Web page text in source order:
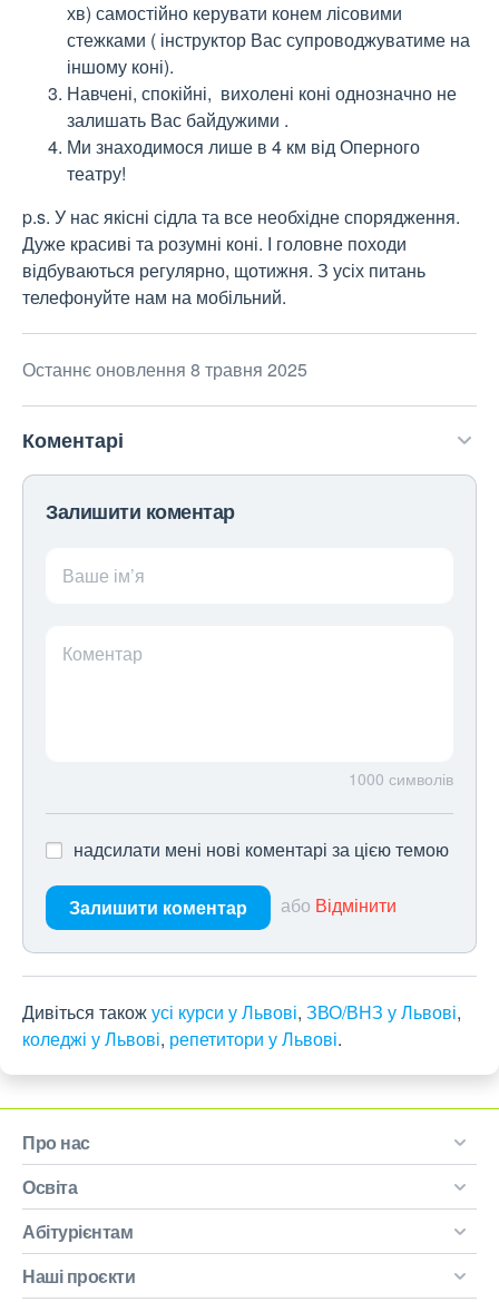
хв) самостійно керувати конем лісовими
стежками ( інструктор Вас супроводжуватиме на
іншому коні).
Навчені, спокійні, вихолені коні однозначно не
залишать Вас байдужими .
Ми знаходимося лише в 4 км від Оперного
театру!
p.s. У нас якісні сідла та все необхідне спорядження.
Дуже красиві та розумні коні. І головне походи
відбуваються регулярно, щотижня. З усіх питань
телефонуйте нам на мобільний.
Останнє оновлення 8 травня 2025
Коментарі
Залишити коментар
Ваше ім’я
Коментар
1000 символів
надсилати мені нові коментарі за цією темою
Залишити коментар або Відмінити
Дивіться такожусі курси у Львові, ЗВО/ВНЗ у Львові,
коледжі у Львові, репетитори у Львові.
Про нас
Освіта
Абітурієнтам
Наші проєкти